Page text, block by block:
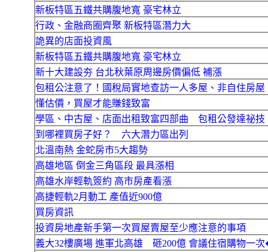
新板特區五鐵共購腹地寬 豪宅林立
行政、金融商圈齊聚 新板特區潛力大
詭異的店面投資風
新板特區五鐵共購腹地寬 豪宅林立
新十大建設夯 台北秋葉原周邊房價偏低 補漲
包租公注意了！國稅局實地查訪一人多屋、非自住房屋
懂估價，買屋才能賺錢致富
學區、中古屋、店面出租致富四部曲 包租公發達祕技
到哪裡買房子好？ 六大潛力區出列
北溫南熱 金蛇房市5大趨勢
高雄地區 倒金三角區段 最具漲相
高雄水岸輕軌簽約 高市房產看漲
高捷輕軌2月動工 產值近900億
買房資訊
投資房地產新手第一次買屋賣屋至少應注意的事項
義大32樓廣場 進軍北高雄 砸200億 會議住宿購物一